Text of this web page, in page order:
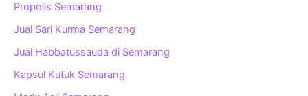
Propolis Semarang
Jual Sari Kurma Semarang
Jual Habbatussauda di Semarang
Kapsul Kutuk Semarang